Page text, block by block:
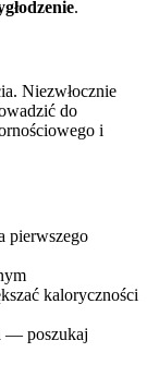
.
Niezwłocznie
do
i
pierwszego
kaloryczności
— poszukaj